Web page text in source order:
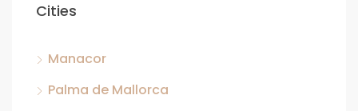
Cities
Manacor
Palma de Mallorca